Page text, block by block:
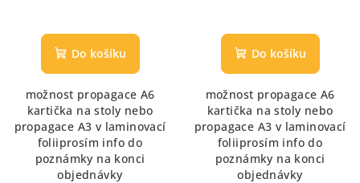
hodnocení
produktu
z
5
hvězdiček.
Do košíku
možnost propagace A6
kartička na stoly nebo
propagace A3 v laminovací
foliiprosím info do
poznámky na konci
objednávky
hodnocení
produktu
z
5
hvězdiček.
Do košíku
možnost propagace A6
kartička na stoly nebo
propagace A3 v laminovací
foliiprosím info do
poznámky na konci
objednávky